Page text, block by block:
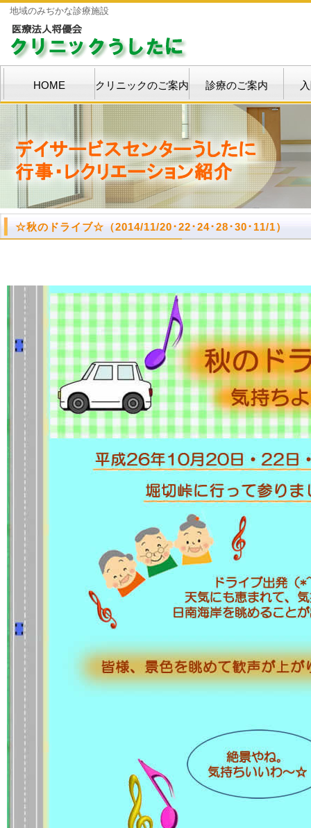
地域のみぢかな診療施設
HOME クリニックのご案内 診療のご案内
☆秋のドライブ☆（2014/11/20･22･24･28･30･11/1）